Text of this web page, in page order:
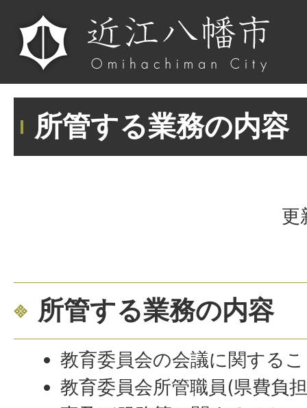
所管する業務の内容
更
所管する業務の内容
教育委員会の会議に関する
教育委員会所管職員(県費負